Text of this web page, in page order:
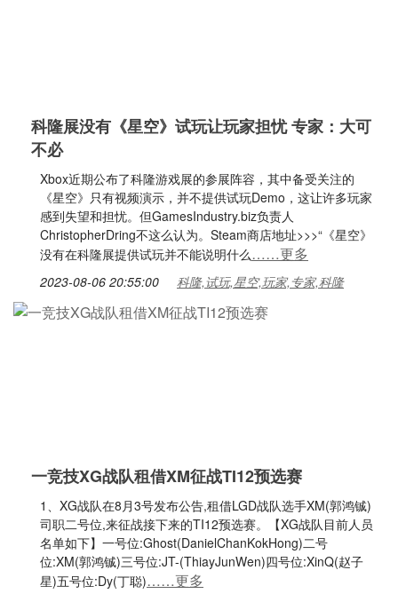
科隆展没有《星空》试玩让玩家担忧 专家：大可
不必
Xbox近期公布了科隆游戏展的参展阵容，其中备受关注的
《星空》只有视频演示，并不提供试玩Demo，这让许多玩家
感到失望和担忧。但GamesIndustry.biz负责人
ChristopherDring不这么认为。Steam商店地址>>>“《星空》
没有在科隆展提供试玩并不能说明什么……更多
2023-08-06 20:55:00 科隆,试玩,星空,玩家,专家,科隆
一竞技XG战队租借XM征战TI12预选赛
1、XG战队在8月3号发布公告,租借LGD战队选手XM(郭鸿铖)
司职二号位,来征战接下来的TI12预选赛。【XG战队目前人员
名单如下】一号位:Ghost(DanielChanKokHong)二号
位:XM(郭鸿铖)三号位:JT-(ThiayJunWen)四号位:XinQ(赵子
星)五号位:Dy(丁聪)……更多